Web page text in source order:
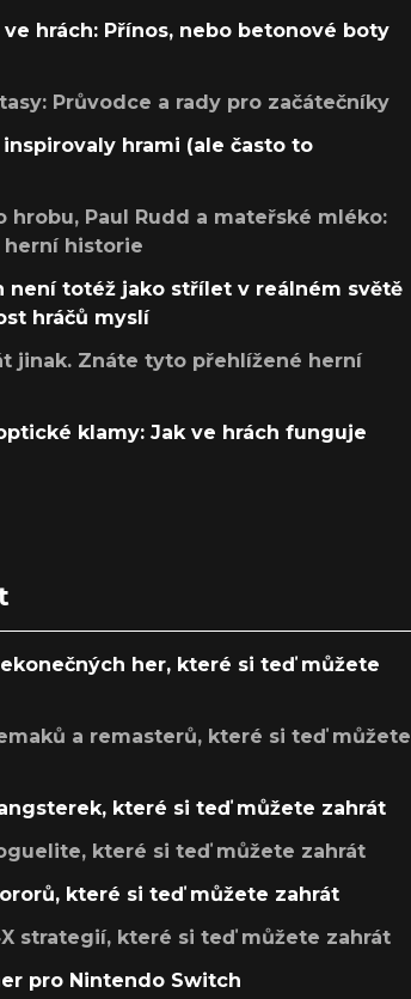
hrách: Přínos, nebo betonové boty
Průvodce a rady pro začátečníky
hrami (ale často to
hrobu, Paul Rudd a mateřské mléko:
historie
není totéž jako střílet v reálném světě
hráčů myslí
jinak. Znáte tyto přehlížené herní
klamy: Jak ve hrách funguje
her, které si teď můžete
a remasterů, které si teď můžete
které si teď můžete zahrát
které si teď můžete zahrát
které si teď můžete zahrát
strategií, které si teď můžete zahrát
pro Nintendo Switch